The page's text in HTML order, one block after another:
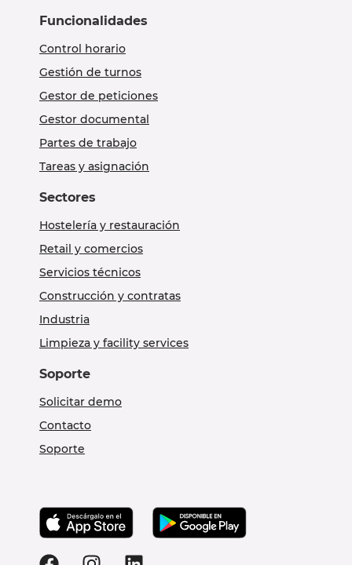
Funcionalidades
Control horario
Gestión de turnos
Gestor de peticiones
Gestor documental
Partes de trabajo
Tareas y asignación
Sectores
Hostelería y restauración
Retail y comercios
Servicios técnicos
Construcción y contratas
Industria
Limpieza y facility services
Soporte
Solicitar demo
Contacto
Soporte